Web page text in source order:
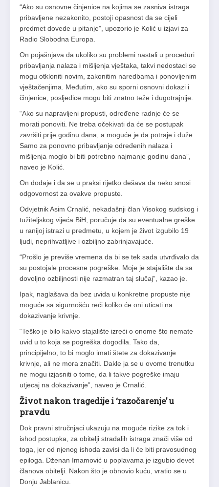
“Ako su osnovne činjenice na kojima se zasniva istraga
pribavljene nezakonito, postoji opasnost da se cijeli
predmet dovede u pitanje”, upozorio je Kolić u izjavi za
Radio Slobodna Europa.
On pojašnjava da ukoliko su problemi nastali u proceduri
pribavljanja nalaza i mišljenja vještaka, takvi nedostaci se
mogu otkloniti novim, zakonitim naredbama i ponovljenim
vještačenjima. Međutim, ako su sporni osnovni dokazi i
činjenice, posljedice mogu biti znatno teže i dugotrajnije.
“Ako su napravljeni propusti, određene radnje će se
morati ponoviti. Ne treba očekivati da će se postupak
završiti prije godinu dana, a moguće je da potraje i duže.
Samo za ponovno pribavljanje određenih nalaza i
mišljenja moglo bi biti potrebno najmanje godinu dana”,
naveo je Kolić.
On dodaje i da se u praksi rijetko dešava da neko snosi
odgovornost za ovakve propuste.
Odvjetnik Asim Crnalić, nekadašnji član Visokog sudskog i
tužiteljskog vijeća BiH, poručuje da su eventualne greške
u ranijoj istrazi u predmetu, u kojem je život izgubilo 19
ljudi, neprihvatljive i ozbiljno zabrinjavajuće.
“Prošlo je previše vremena da bi se tek sada utvrđivalo da
su postojale procesne pogreške. Moje je stajalište da sa
dovoljno ozbiljnosti nije razmatran taj slučaj”, kazao je.
Ipak, naglašava da bez uvida u konkretne propuste nije
moguće sa sigurnošću reći koliko će oni uticati na
dokazivanje krivnje.
“Teško je bilo kakvo stajalište izreći o onome što nemate
uvid u to koja se pogreška dogodila. Tako da,
principijelno, to bi moglo imati štete za dokazivanje
krivnje, ali ne mora značiti. Dakle ja se u ovome trenutku
ne mogu izjasniti o tome, da li takve pogreške imaju
utjecaj na dokazivanje”, naveo je Crnalić.
Život nakon tragedije i ‘razočarenje’ u
pravdu
Dok pravni stručnjaci ukazuju na moguće rizike za tok i
ishod postupka, za obitelji stradalih istraga znači više od
toga, jer od njenog ishoda zavisi da li će biti pravosudnog
epiloga. Dženan Imamović u poplavama je izgubio devet
članova obitelji. Nakon što je obnovio kuću, vratio se u
Donju Jablanicu.